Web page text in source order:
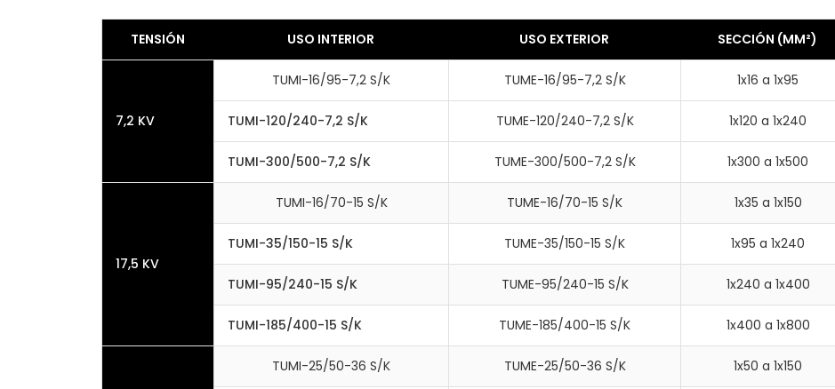
TENSIÓN USO INTERIOR USO EXTERIOR SECCIÓN (MM²)
7,2 KV
TUMI-16/95-7,2 S/K TUME-16/95-7,2 S/K 1x16 a 1x95
TUMI-120/240-7,2 S/K TUME-120/240-7,2 S/K 1x120 a 1x240
TUMI-300/500-7,2 S/K TUME-300/500-7,2 S/K 1x300 a 1x500
17,5 KV
TUMI-16/70-15 S/K TUME-16/70-15 S/K 1x35 a 1x150
TUMI-35/150-15 S/K TUME-35/150-15 S/K 1x95 a 1x240
TUMI-95/240-15 S/K TUME-95/240-15 S/K 1x240 a 1x400
TUMI-185/400-15 S/K TUME-185/400-15 S/K 1x400 a 1x800
TUMI-25/50-36 S/K TUME-25/50-36 S/K 1x50 a 1x150